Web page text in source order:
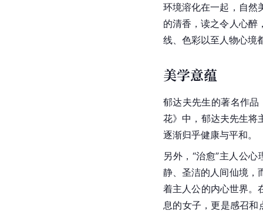
环境溶化在一起，自然
的清香，读之令人心醉
线、色彩以至人物心境
美学意蕴
郁达夫先生的著名作
花》中，郁达夫先生将
逐渐归乎健康与平和。
另外，“治愈”主人公
静、圣洁的人间仙境，
着主人公的内心世界。
息的女子，更是感召和